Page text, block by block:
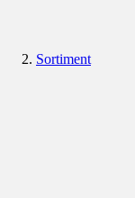
Sortiment